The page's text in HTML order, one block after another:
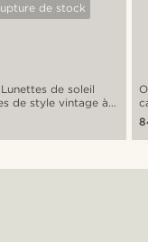
de stock
de style vintage à
polarisés